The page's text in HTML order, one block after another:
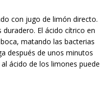
con jugo de limón directo.
El ácido cítrico en
matando las bacterias
después de unos minutos
ácido de los limones puede